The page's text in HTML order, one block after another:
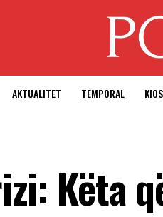
AKTUALITET TEMPORAL
Këta